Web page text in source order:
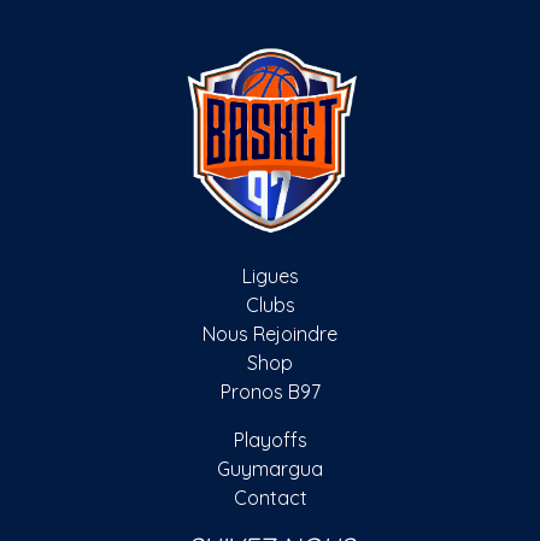
Ligues
Clubs
Nous Rejoindre
Shop
Pronos B97
Playoffs
Guymargua
Contact